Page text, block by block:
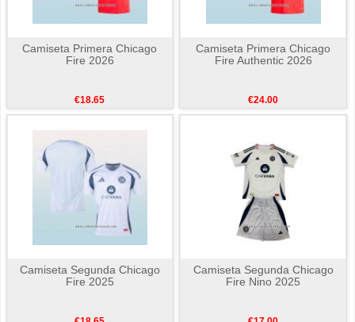
Camiseta Primera Chicago
Fire 2026
€18.65
Camiseta Primera Chicago
Fire Authentic 2026
€24.00
Camiseta Segunda Chicago
Fire 2025
Camiseta Segunda Chicago
Fire Nino 2025